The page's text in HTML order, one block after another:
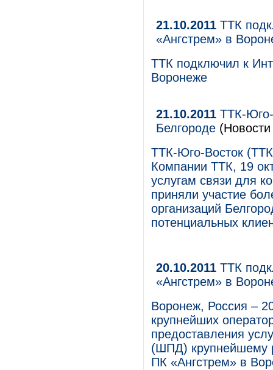
21.10.2011 ТТК
«Ангстрем» в
ТТК подключил к
Воронеже
21.10.2011 ТТК-Юго-
Белгороде
ТТК-Юго-Восток
Компании ТТК, 19
услугам связи для
приняли участие
организаций
потенциальных
20.10.2011 ТТК
«Ангстрем» в
Воронеж, Россия –
крупнейших
предоставления
(ШПД) крупнейшему
ПК «Ангстрем» в